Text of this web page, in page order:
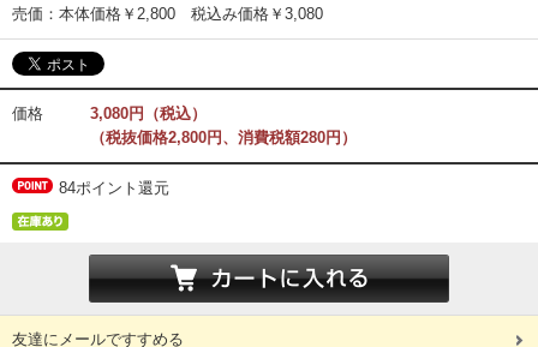
売価：本体価格￥2,800 税込み価格￥3,080
価格
3,080円（税込）
（税抜価格2,800円、消費税額280円）
84ポイント還元
友達にメールですすめる